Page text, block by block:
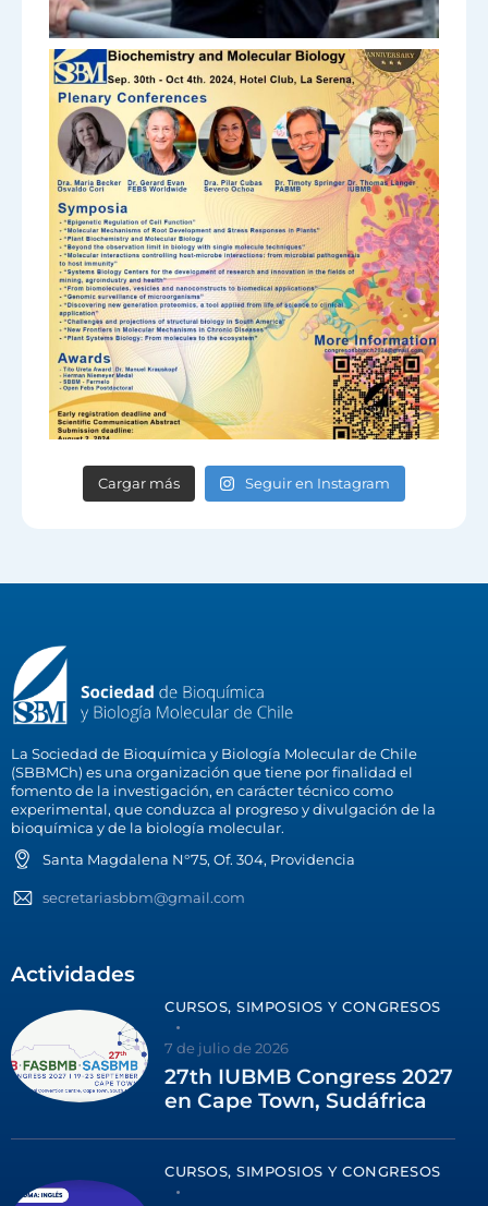
Cargar más Seguir en Instagram
La Sociedad de Bioquímica y Biología Molecular de Chile
(SBBMCh) es una organización que tiene por finalidad el
fomento de la investigación, en carácter técnico como
experimental, que conduzca al progreso y divulgación de la
bioquímica y de la biología molecular.
Santa Magdalena N°75, Of. 304, Providencia
secretariasbbm@gmail.com
Actividades
CURSOS, SIMPOSIOS Y CONGRESOS
7 de julio de 2026
27th IUBMB Congress 2027
en Cape Town, Sudáfrica
CURSOS, SIMPOSIOS Y CONGRESOS